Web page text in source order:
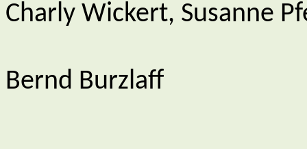
Charly Wickert, Susanne
Bernd Burzlaff